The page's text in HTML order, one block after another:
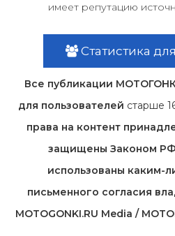
имеет репутацию
Статистика
Все публикации
для пользователей старше
права на контент
защищены Законом РФ
использованы каким-
письменного согласия
MOTOGONKI.RU Media /